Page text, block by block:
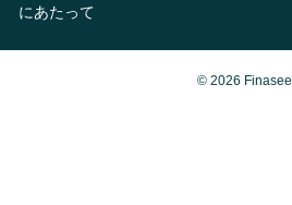
にあたって
© 2026 Finasee